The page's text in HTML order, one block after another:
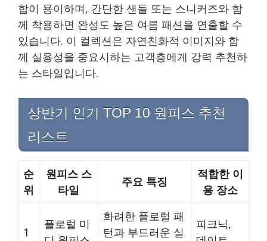
합이 용이하며, 간단한 샌들 또는 스니커즈와 함
께 착용하면 완성도 높은 여름 패션을 연출할 수
있습니다. 이 컬렉션은 자연친화적 이미지와 함
께 실용성을 중요시하는 고객층에게 강력 추천하
는 스타일입니다.
상반기 인기 TOP 10 원피스 추천
리스트
순
위
원피스 스
타일
주요 특징
적합한 이
용 장소
1
플로럴 미
화려한 플로럴 패
턴과 부드러운 실
피크닉,